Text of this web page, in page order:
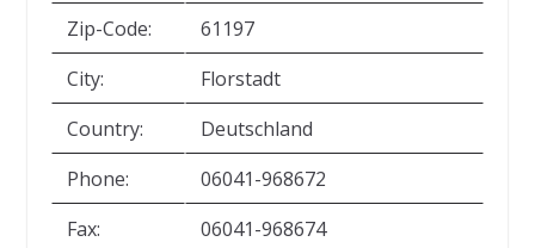
Zip-Code:
61197
City:
Florstadt
Country:
Deutschland
Phone:
06041-968672
Fax:
06041-968674